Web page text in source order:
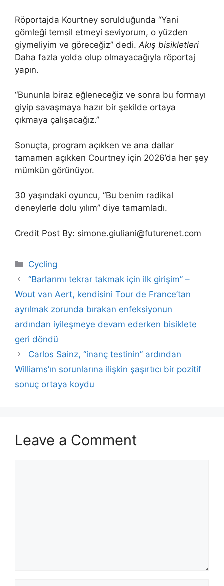
Röportajda Kourtney sorulduğunda “Yani
gömleği temsil etmeyi seviyorum, o yüzden
giymeliyim ve göreceğiz” dedi. Akış bisikletleri
Daha fazla yolda olup olmayacağıyla röportaj
yapın.
“Bununla biraz eğleneceğiz ve sonra bu formayı
giyip savaşmaya hazır bir şekilde ortaya
çıkmaya çalışacağız.”
Sonuçta, program açıkken ve ana dallar
tamamen açıkken Courtney için 2026’da her şey
mümkün görünüyor.
30 yaşındaki oyuncu, “Bu benim radikal
deneylerle dolu yılım” diye tamamladı.
Credit Post By: simone.giuliani@futurenet.com
Categories
Cycling
“Barlarımı tekrar takmak için ilk girişim” –
Wout van Aert, kendisini Tour de France’tan
ayrılmak zorunda bırakan enfeksiyonun
ardından iyileşmeye devam ederken bisiklete
geri döndü
Carlos Sainz, “inanç testinin” ardından
Williams’ın sorunlarına ilişkin şaşırtıcı bir pozitif
sonuç ortaya koydu
Leave a Comment